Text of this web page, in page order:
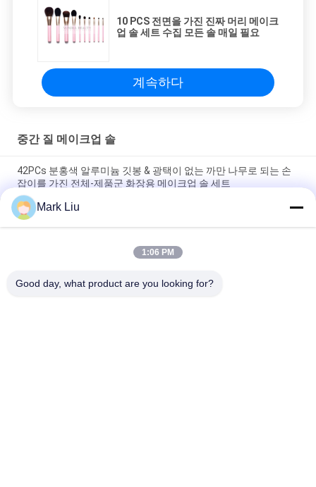
10 PCS 전면을 가진 진짜 머리 메이크
업 솔 세트 수집 모든 솔 매일 필요
계속하다
중간 질 메이크업 솔
42PCs 분홍색 알루미늄 깃봉 & 광택이 없는 까만 나무로 되는 손
잡이를 가진 전체-제품군 화장용 메이크업 솔 세트
주문을 받아서 만들어진 개인 상표 메이크업은 선택하기 위하여 2
개의 색깔에 24pcs를 솔질합니다
개인 상표 로즈 금 메이크업은 25pcs 눈 메이크업 솔 세트를 솔질
Mark Liu
1:06 PM
Good day, what product are you looking for?